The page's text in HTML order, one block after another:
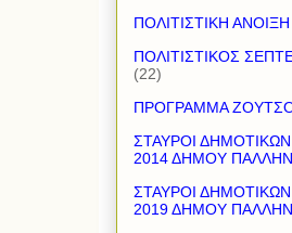
ΠΟΛΙΤΙΣΤΙΚΗ ΑΝΟΙΞΗ
ΠΟΛΙΤΙΣΤΙΚΟΣ
(22)
ΠΡΟΓΡΑΜΜΑ
ΣΤΑΥΡΟΙ
2014 ΔΗΜΟΥ
ΣΤΑΥΡΟΙ
2019 ΔΗΜΟΥ